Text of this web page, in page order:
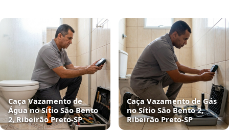
Caça Vazamento de
Água no Sítio São Bento
2, Ribeirão Preto‑SP
Caça Vazamento de Gás
no Sítio São Bento 2,
Ribeirão Preto‑SP